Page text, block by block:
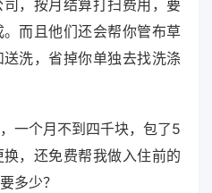
，按月结算打扫费用，要
而且他们还会帮你管布草
送洗，省掉你单独去找洗涤
一个月不到四千块，包了5
，还免费帮我做入住前的
多少？